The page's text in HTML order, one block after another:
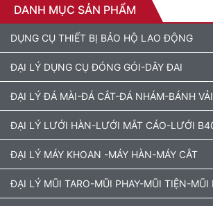
DANH MỤC SẢN PHẨM
DỤNG CỤ THIẾT BỊ BẢO HỘ LAO ĐỘNG
ĐẠI LÝ DỤNG CỤ ĐÓNG GÓI-DÂY ĐAI
ĐẠI LÝ ĐÁ MÀI-ĐÁ CẮT-ĐÁ NHÁM-BÁNH VẢI
ĐẠI LÝ LƯỚI HÀN-LƯỚI MẮT CÁO-LƯỚI
ĐẠI LÝ MÁY KHOAN -MÁY HÀN-MÁY CẮT
ĐẠI LÝ MŨI TARO-MŨI PHAY-MŨI TIỆN-MŨI